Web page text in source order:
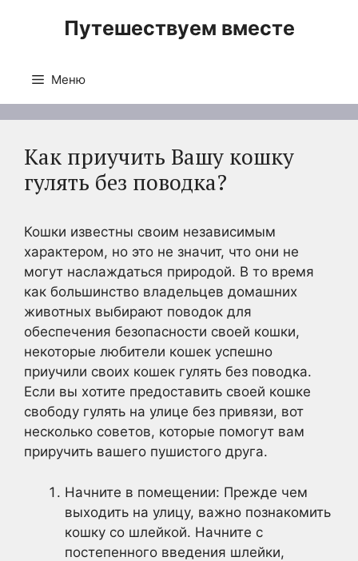
Путешествуем вместе
Меню
Как приучить Вашу кошку
гулять без поводка?
Кошки известны своим независимым
характером, но это не значит, что они не
могут наслаждаться природой. В то время
как большинство владельцев домашних
животных выбирают поводок для
обеспечения безопасности своей кошки,
некоторые любители кошек успешно
приучили своих кошек гулять без поводка.
Если вы хотите предоставить своей кошке
свободу гулять на улице без привязи, вот
несколько советов, которые помогут вам
приручить вашего пушистого друга.
Начните в помещении: Прежде чем
выходить на улицу, важно познакомить
кошку со шлейкой. Начните с
постепенного введения шлейки,